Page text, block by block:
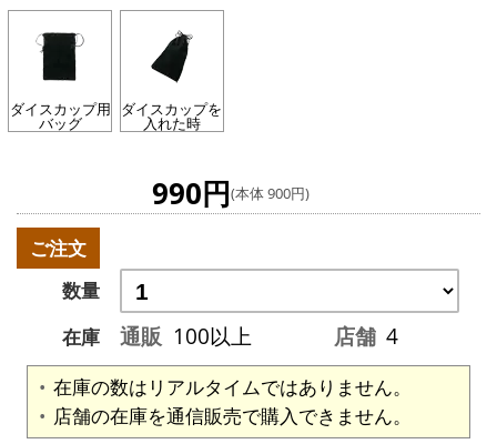
ダイスカップ用
バッグ
ダイスカップを
入れた時
990円(本体 900円)
ご注文
数量
在庫
通販 100以上 店舗 4
在庫の数はリアルタイムではありません。
店舗の在庫を通信販売で購入できません。